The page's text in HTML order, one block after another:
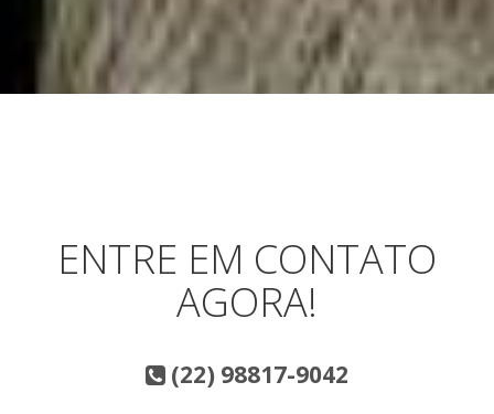
ENTRE EM CONTATO
AGORA!
(22) 98817-9042